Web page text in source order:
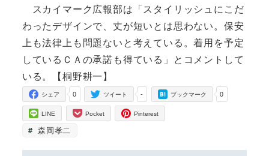
スカイマーク広報部は「スタイリッシュにこだ
わったデザインで、丈が短いとは思わない。保安
上も法律上も問題ないと考えている。着用を予定
しているＣＡの承諾も得ている」とコメントして
いる。【桐野耕一】
0
シェア -
ツイート 0
ブックマーク
LINE Pocket Pinterest
森岡孝二